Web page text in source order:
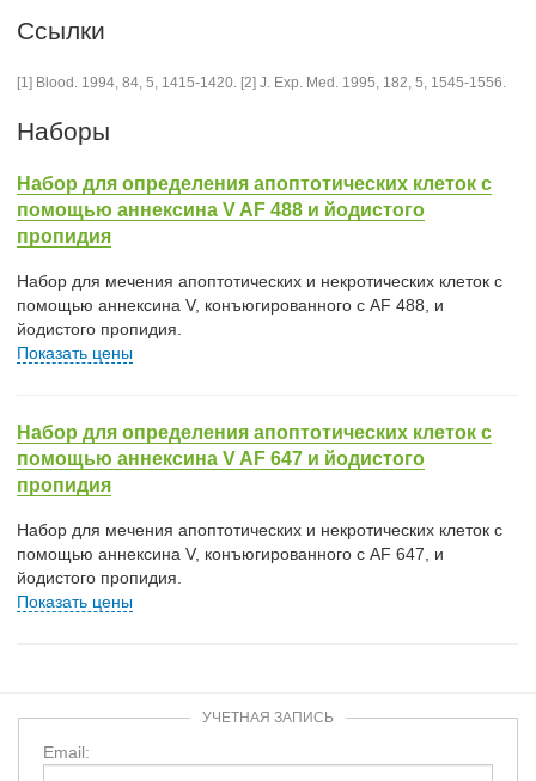
Ссылки
[1] Blood. 1994, 84, 5, 1415-1420. [2] J. Exp. Med. 1995, 182, 5, 1545-1556.
Наборы
Набор для определения апоптотических клеток с
помощью аннексина V AF 488 и йодистого
пропидия
Набор для мечения апоптотических и некротических клеток с
помощью аннексина V, конъюгированного с AF 488, и
йодистого пропидия.
Показать цены
Набор для определения апоптотических клеток с
помощью аннексина V AF 647 и йодистого
пропидия
Набор для мечения апоптотических и некротических клеток с
помощью аннексина V, конъюгированного с AF 647, и
йодистого пропидия.
Показать цены
УЧЕТНАЯ ЗАПИСЬ
Email: